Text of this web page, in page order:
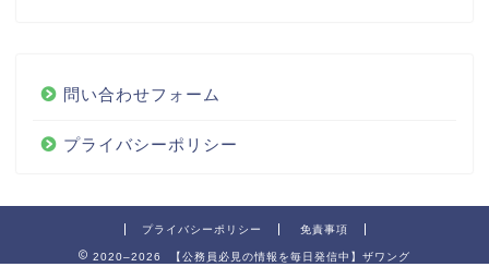
問い合わせフォーム
プライバシーポリシー
プライバシーポリシー 免責事項
2020–2026 【公務員必見の情報を毎日発信中】ザワング